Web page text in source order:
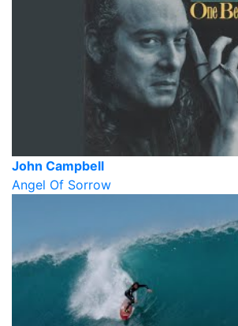
John Campbell
Angel Of Sorrow